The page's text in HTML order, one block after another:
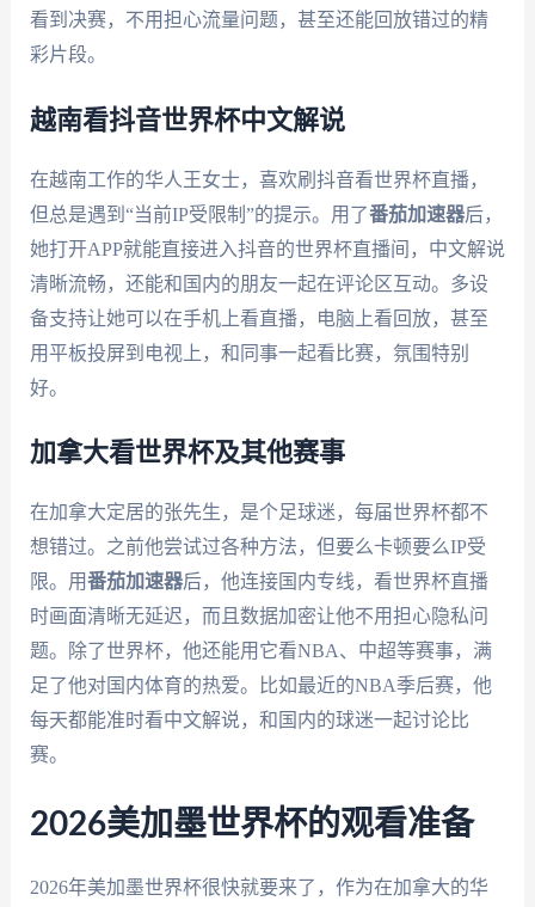
看到决赛，不用担心流量问题，甚至还能回放错过的精
彩片段。
越南看抖音世界杯中文解说
在越南工作的华人王女士，喜欢刷抖音看世界杯直播，
但总是遇到“当前IP受限制”的提示。用了番茄加速器后，
她打开APP就能直接进入抖音的世界杯直播间，中文解说
清晰流畅，还能和国内的朋友一起在评论区互动。多设
备支持让她可以在手机上看直播，电脑上看回放，甚至
用平板投屏到电视上，和同事一起看比赛，氛围特别
好。
加拿大看世界杯及其他赛事
在加拿大定居的张先生，是个足球迷，每届世界杯都不
想错过。之前他尝试过各种方法，但要么卡顿要么IP受
限。用番茄加速器后，他连接国内专线，看世界杯直播
时画面清晰无延迟，而且数据加密让他不用担心隐私问
题。除了世界杯，他还能用它看NBA、中超等赛事，满
足了他对国内体育的热爱。比如最近的NBA季后赛，他
每天都能准时看中文解说，和国内的球迷一起讨论比
赛。
2026美加墨世界杯的观看准备
2026年美加墨世界杯很快就要来了，作为在加拿大的华